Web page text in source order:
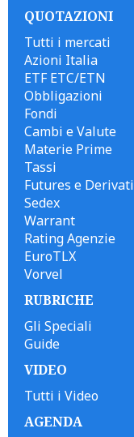
QUOTAZIONI
Tutti i mercati
Azioni Italia
ETF ETC/ETN
Obbligazioni
Fondi
Cambi e Valute
Materie Prime
Tassi
Futures e Derivati
Sedex
Warrant
Rating Agenzie
EuroTLX
Vorvel
RUBRICHE
Gli Speciali
Guide
VIDEO
Tutti i Video
AGENDA